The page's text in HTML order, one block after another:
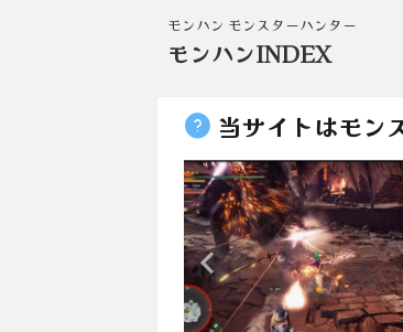
モンハン モンスターハンター
モンハンINDEX
当サイトはモン